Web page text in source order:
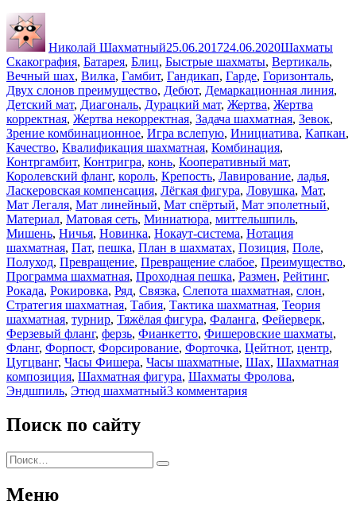
Николай Шахматный25.06.201724.06.2020Шахматы
Cкакография, Батарея, Блиц, Быстрые шахматы, Вертикаль,
Вечный шах, Вилка, Гамбит, Гандикап, Гарде, Горизонталь,
Двух слонов преимущество, Дебют, Демаркационная линия,
Детский мат, Диагональ, Дурацкий мат, Жертва, Жертва
корректная, Жертва некорректная, Задача шахматная, Зевок,
Зрение комбинационное, Игра вслепую, Инициатива, Капкан,
Качество, Квалификация шахматная, Комбинация,
Контргамбит, Контригра, конь, Кооперативный мат,
Королевский фланг, король, Крепость, Лавирование, ладья,
Ласкеровская компенсация, Лёгкая фигура, Ловушка, Мат,
Мат Легаля, Мат линейный, Мат спёртый, Мат эполетный,
Материал, Матовая сеть, Миниатюра, миттельшпиль,
Мишень, Ничья, Новинка, Нокаут-система, Нотация
шахматная, Пат, пешка, План в шахматах, Позиция, Поле,
Полуход, Превращение, Превращение слабое, Преимущество,
Программа шахматная, Проходная пешка, Размен, Рейтинг,
Рокада, Рокировка, Ряд, Связка, Слепота шахматная, слон,
Стратегия шахматная, Табия, Тактика шахматная, Теория
шахматная, турнир, Тяжёлая фигура, Фаланга, Фейерверк,
Ферзевый фланг, ферзь, Фианкетто, Фишеровские шахматы,
Фланг, Форпост, Форсирование, Форточка, Цейтнот, центр,
Цугцванг, Часы Фишера, Часы шахматные, Шах, Шахматная
композиция, Шахматная фигура, Шахматы Фролова,
Эндшпиль, Этюд шахматный3 комментарияк
Поиск по сайту
Искать:
Поиск
Меню